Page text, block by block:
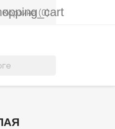
Корзина (0)